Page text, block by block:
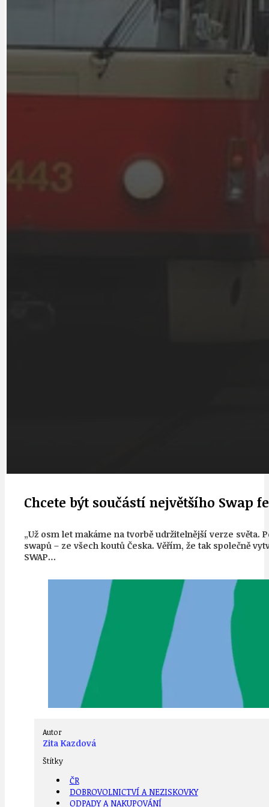
Chcete být součástí největšího Swap
„Už osm let makáme na tvorbě udržitelnější verze
swapů – ze všech koutů Česka. Věřím, že tak společně
SWAP…
Autor
Zita Kazdová
Štítky
ČR
DOBROVOLNICTVÍ A NEZISKOVKY
ODPADY A NAKUPOVÁNÍ